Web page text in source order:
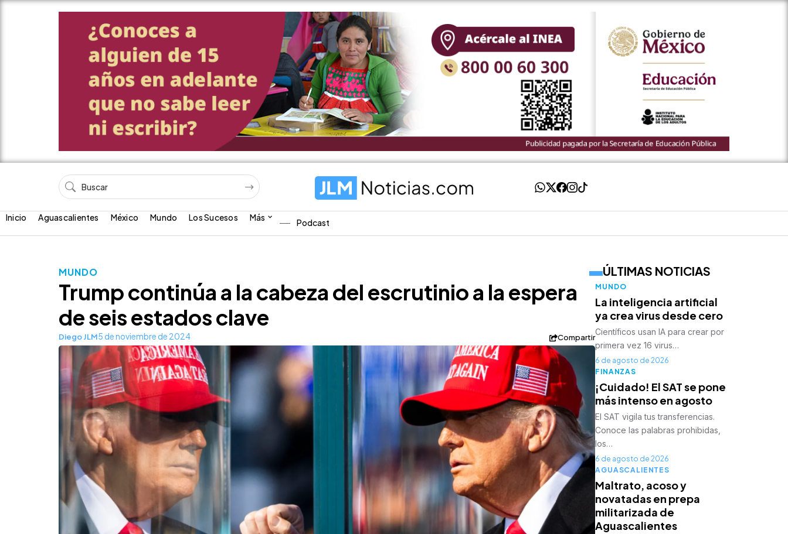
Inicio Aguascalientes México Mundo Los Sucesos Más Podcast
MUNDO
Trump continúa a la cabeza del escrutinio a la espera
de seis estados clave
Diego JLM5 de noviembre de 2024 Compartir
ÚLTIMAS NOTICIAS
MUNDO
La inteligencia artificial
ya crea virus desde cero
Científicos usan IA para crear por
primera vez 16 virus…
6 de agosto de 2026
FINANZAS
¡Cuidado! El SAT se pone
más intenso en agosto
El SAT vigila tus transferencias.
Conoce las palabras prohibidas,
los…
6 de agosto de 2026
AGUASCALIENTES
Maltrato, acoso y
novatadas en prepa
militarizada de
Aguascalientes